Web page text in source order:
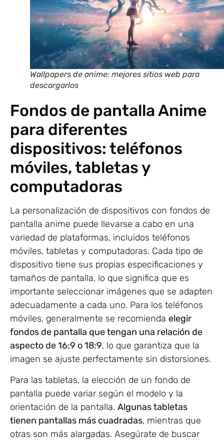
Wallpapers de anime: mejores sitios web para
descargarlos
Fondos de pantalla Anime
para diferentes
dispositivos: teléfonos
móviles, tabletas y
computadoras
La personalización de dispositivos con fondos de
pantalla anime puede llevarse a cabo en una
variedad de plataformas, incluidos teléfonos
móviles, tabletas y computadoras. Cada tipo de
dispositivo tiene sus propias especificaciones y
tamaños de pantalla, lo que significa que es
importante seleccionar imágenes que se adapten
adecuadamente a cada uno. Para los teléfonos
móviles, generalmente se recomienda elegir
fondos de pantalla que tengan una relación de
aspecto de 16:9 o 18:9, lo que garantiza que la
imagen se ajuste perfectamente sin distorsiones.
Para las tabletas, la elección de un fondo de
pantalla puede variar según el modelo y la
orientación de la pantalla. Algunas tabletas
tienen pantallas más cuadradas, mientras que
otras son más alargadas. Asegúrate de buscar